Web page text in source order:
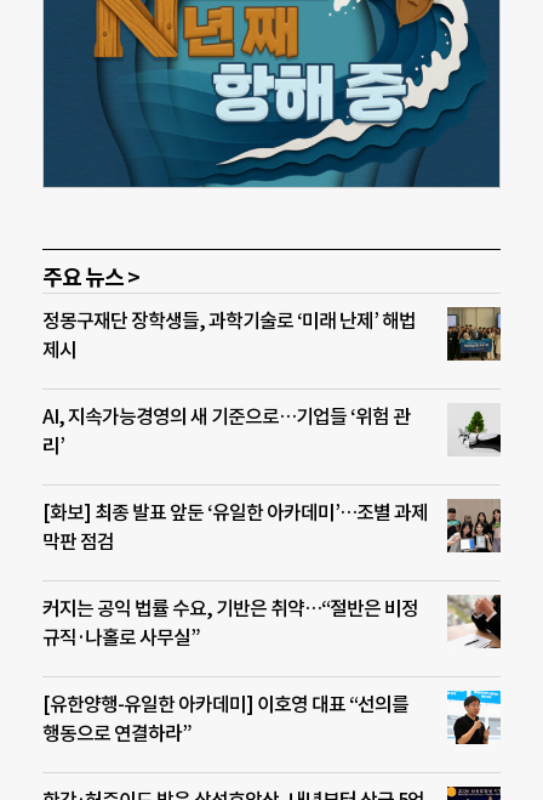
주요 뉴스 >
정몽구재단 장학생들, 과학기술로 ‘미래 난제’ 해법
제시
AI, 지속가능경영의 새 기준으로…기업들 ‘위험 관
리’
[화보] 최종 발표 앞둔 ‘유일한 아카데미’…조별 과제
막판 점검
커지는 공익 법률 수요, 기반은 취약…“절반은 비정
규직·나홀로 사무실”
[유한양행-유일한 아카데미] 이호영 대표 “선의를
행동으로 연결하라”